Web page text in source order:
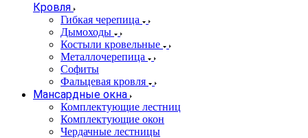
Кровля
Гибкая черепица
Дымоходы
Костыли кровельные
Металлочерепица
Софиты
Фальцевая кровля
Мансардные окна
Комплектующие лестниц
Комплектующие окон
Чердачные лестницы